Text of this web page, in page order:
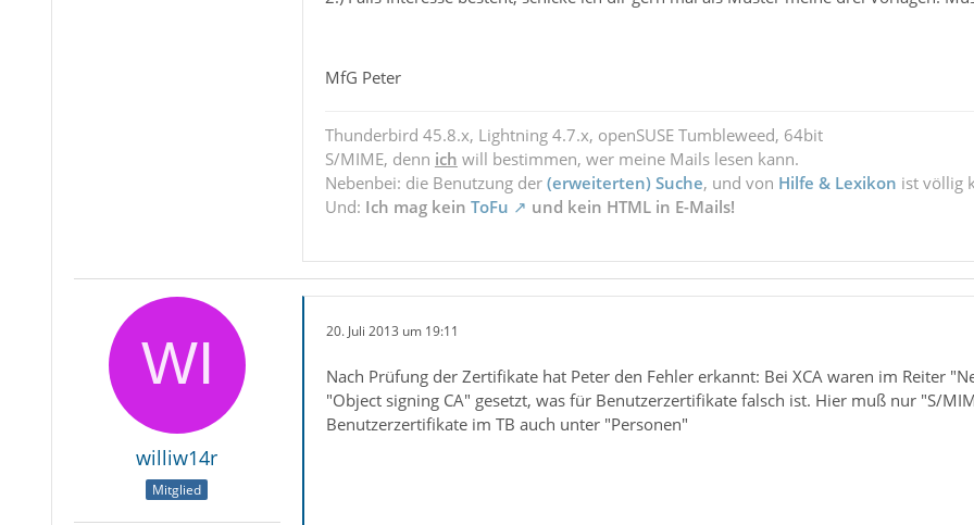
MfG Peter
Thunderbird 45.8.x, Lightning 4.7.x, openSUSE Tumbleweed, 64bit
S/MIME, denn ich will bestimmen, wer meine Mails lesen kann.
Nebenbei: die Benutzung der (erweiterten) Suche, und von Hilfe & Lexikon ist völlig
Und: Ich mag kein ToFu und kein HTML in E-Mails!
williw14r
Mitglied
20. Juli 2013 um 19:11
Nach Prüfung der Zertifikate hat Peter den Fehler erkannt: Bei XCA waren im Reiter
"Object signing CA" gesetzt, was für Benutzerzertifikate falsch ist. Hier muß nur "S/
Benutzerzertifikate im TB auch unter "Personen"